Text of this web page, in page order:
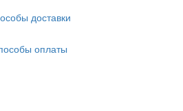
доставки
оплаты